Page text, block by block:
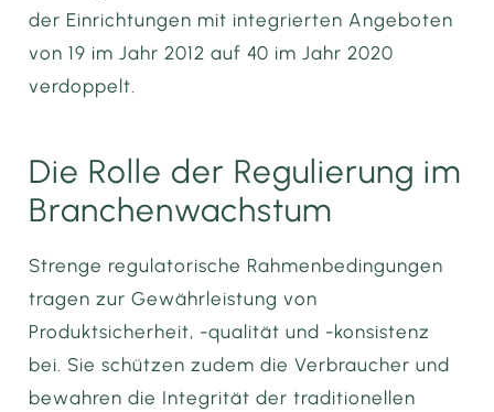
der Einrichtungen mit integrierten Angeboten
von 19 im Jahr 2012 auf 40 im Jahr 2020
verdoppelt.
Die Rolle der Regulierung im
Branchenwachstum
Strenge regulatorische Rahmenbedingungen
tragen zur Gewährleistung von
Produktsicherheit, -qualität und -konsistenz
bei. Sie schützen zudem die Verbraucher und
bewahren die Integrität der traditionellen